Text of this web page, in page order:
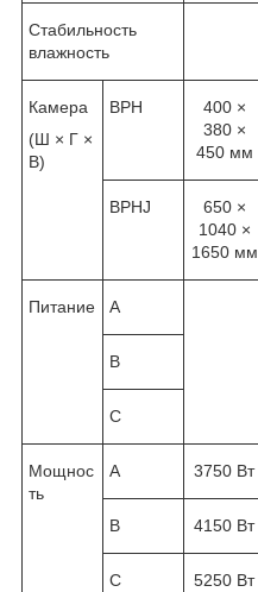
Стабильность
влажность
Камера
(Ш × Г ×
В)
ВРН
400 ×
380 ×
450 мм
ВРНJ
650 ×
1040 ×
1650 мм
Питание A
B
C
Мощнос
ть
А 3750 Вт
В 4150 Вт
С 5250 Вт